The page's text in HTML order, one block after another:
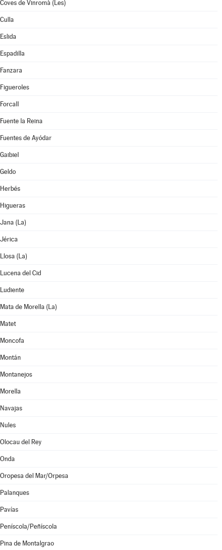
Coves de Vinromà (Les)
Culla
Eslida
Espadilla
Fanzara
Figueroles
Forcall
Fuente la Reina
Fuentes de Ayódar
Gaibiel
Geldo
Herbés
Higueras
Jana (La)
Jérica
Llosa (La)
Lucena del Cid
Ludiente
Mata de Morella (La)
Matet
Moncofa
Montán
Montanejos
Morella
Navajas
Nules
Olocau del Rey
Onda
Oropesa del Mar/Orpesa
Palanques
Pavías
Peníscola/Peñíscola
Pina de Montalgrao